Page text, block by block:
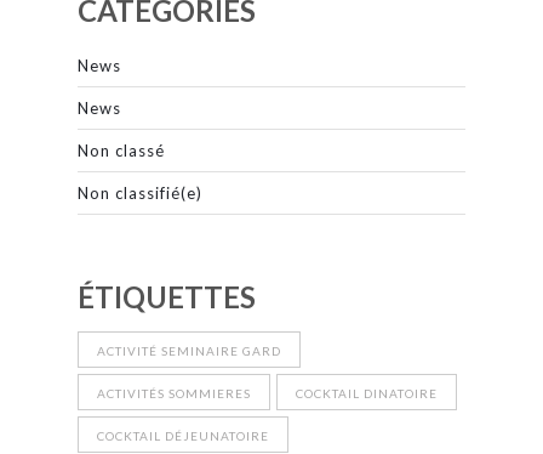
CATEGORIES
News
News
Non classé
Non classifié(e)
ÉTIQUETTES
ACTIVITÉ SEMINAIRE GARD
ACTIVITÉS SOMMIERES COCKTAIL DINATOIRE
COCKTAIL DÉJEUNATOIRE